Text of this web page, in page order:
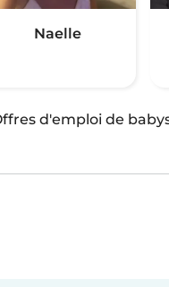
Naelle
d'emploi de